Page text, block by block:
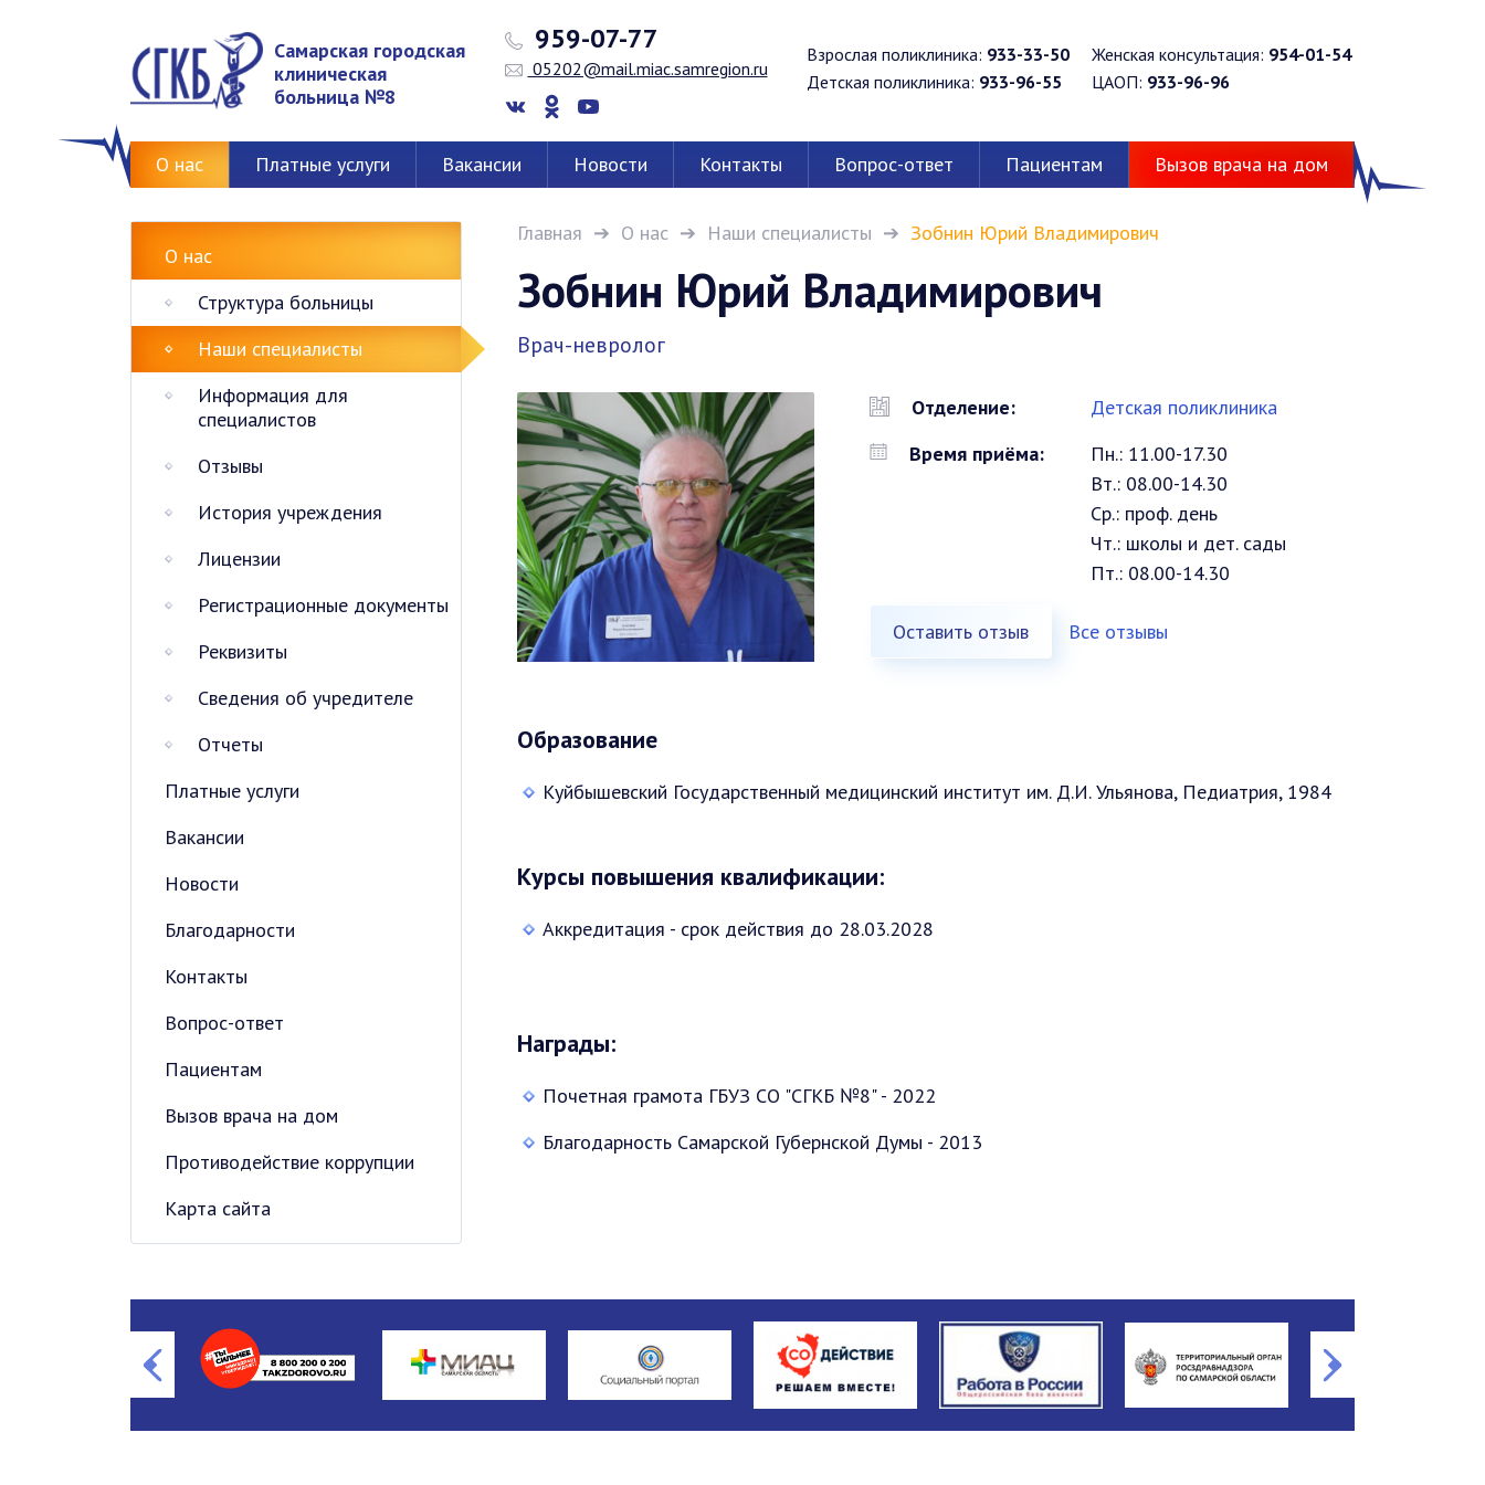
Самарская городская
клиническая
больница №8
959-07-77
05202@mail.miac.samregion.ru
Взрослая поликлиника: 933-33-50
Детская поликлиника: 933-96-55
Женская консультация: 954-01-54
ЦАОП: 933-96-96
О нас Платные услуги Вакансии Новости Контакты Вопрос-ответ Пациентам Вызов врача на дом
О нас
Структура больницы
Наши специалисты
Информация для
специалистов
Отзывы
История учреждения
Лицензии
Регистрационные документы
Реквизиты
Сведения об учредителе
Отчеты
Платные услуги
Вакансии
Новости
Благодарности
Контакты
Вопрос-ответ
Пациентам
Вызов врача на дом
Противодействие коррупции
Карта сайта
Главная О нас Наши специалисты Зобнин Юрий Владимирович
Зобнин Юрий Владимирович
Врач-невролог
Отделение:
Детская поликлиника
Время приёма:
Пн.: 11.00-17.30
Вт.: 08.00-14.30
Ср.: проф. день
Чт.: школы и дет. сады
Пт.: 08.00-14.30
Оставить отзыв Все отзывы
Образование
Куйбышевский Государственный медицинский институт им. Д.И. Ульянова, Педиатрия, 1984
Курсы повышения квалификации:
Аккредитация - срок действия до 28.03.2028
Награды:
Почетная грамота ГБУЗ СО "СГКБ №8" - 2022
Благодарность Самарской Губернской Думы - 2013